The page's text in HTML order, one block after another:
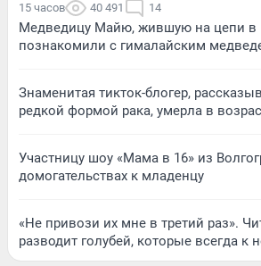
15 часов 40 491 14
Медведицу Майю, жившую на цепи в
познакомили с гималайским
Знаменитая тикток-блогер,
редкой формой рака, умерла в
Участницу шоу «Мама в 16» из
домогательствах к младенцу
«Не привози их мне в третий раз».
разводит голубей, которые всегда к